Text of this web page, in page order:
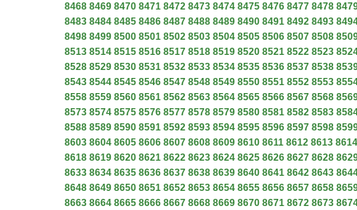
8468 8469 8470 8471 8472 8473 8474 8475 8476 8477 8478
8483 8484 8485 8486 8487 8488 8489 8490 8491 8492 8493
8498 8499 8500 8501 8502 8503 8504 8505 8506 8507 8508
8513 8514 8515 8516 8517 8518 8519 8520 8521 8522 8523
8528 8529 8530 8531 8532 8533 8534 8535 8536 8537 8538
8543 8544 8545 8546 8547 8548 8549 8550 8551 8552 8553
8558 8559 8560 8561 8562 8563 8564 8565 8566 8567 8568
8573 8574 8575 8576 8577 8578 8579 8580 8581 8582 8583
8588 8589 8590 8591 8592 8593 8594 8595 8596 8597 8598
8603 8604 8605 8606 8607 8608 8609 8610 8611 8612 8613 8614
8618 8619 8620 8621 8622 8623 8624 8625 8626 8627 8628
8633 8634 8635 8636 8637 8638 8639 8640 8641 8642 8643
8648 8649 8650 8651 8652 8653 8654 8655 8656 8657 8658
8663 8664 8665 8666 8667 8668 8669 8670 8671 8672 8673